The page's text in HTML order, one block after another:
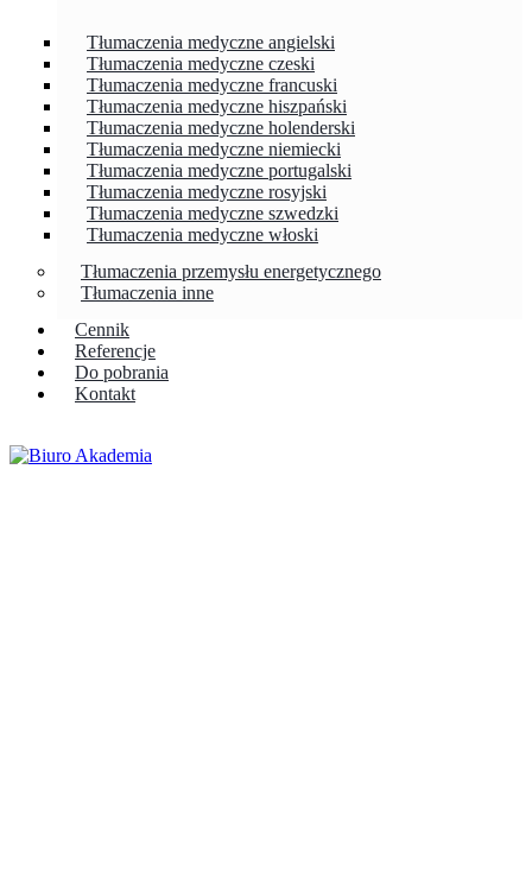
Tłumaczenia medyczne angielski
Tłumaczenia medyczne czeski
Tłumaczenia medyczne francuski
Tłumaczenia medyczne hiszpański
Tłumaczenia medyczne holenderski
Tłumaczenia medyczne niemiecki
Tłumaczenia medyczne portugalski
Tłumaczenia medyczne rosyjski
Tłumaczenia medyczne szwedzki
Tłumaczenia medyczne włoski
Tłumaczenia przemysłu energetycznego
Tłumaczenia inne
Cennik
Referencje
Do pobrania
Kontakt